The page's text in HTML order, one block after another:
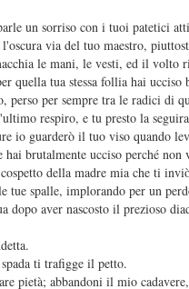
un sorriso con i tuoi patetici
via del tuo maestro,
le mani, le vesti, ed il volto
quella tua stessa follia hai
per sempre tra le radici di
respiro, e tu presto la
io guarderò il tuo viso quando
brutalmente ucciso perché
della madre mia che ti
tue spalle, implorando per un
dopo aver nascosto il prezioso
ti trafigge il petto.
pietà; abbandoni il mio